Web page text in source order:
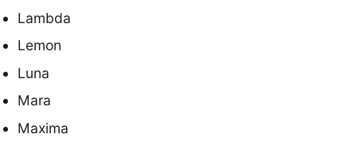
Lambda
Lemon
Luna
Mara
Maxima